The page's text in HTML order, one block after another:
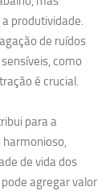
produtividade.
de ruídos
como
é crucial.
para a
de vida dos
agregar valor